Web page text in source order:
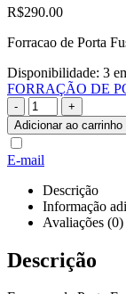
R$290.00
Forracao de Porta
Disponibilidade: 3
FORRAÇÃO DE
-
+
Adicionar ao carrinho
E-mail
Descrição
Informação
Avaliações (0)
Descrição